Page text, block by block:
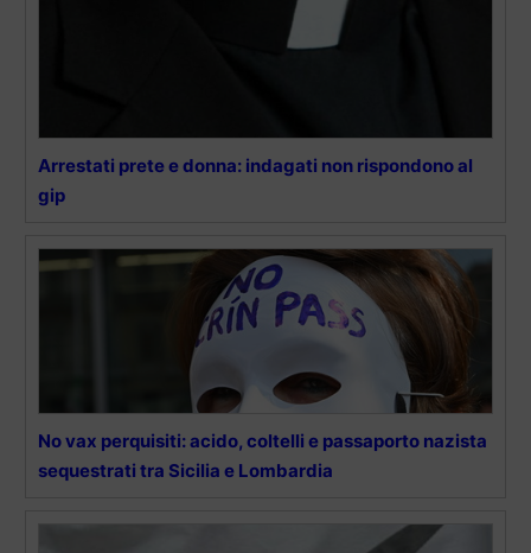
Arrestati prete e donna: indagati non rispondono al
gip
No vax perquisiti: acido, coltelli e passaporto nazista
sequestrati tra Sicilia e Lombardia